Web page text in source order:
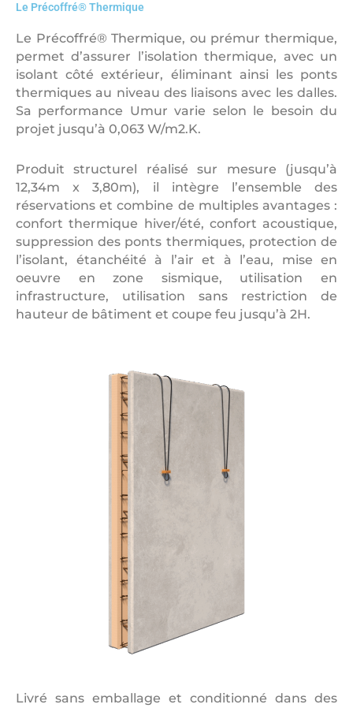
Le Précoffré® Thermique
Le Précoffré® Thermique, ou prémur thermique,
permet d’assurer l’isolation thermique, avec un
isolant côté extérieur, éliminant ainsi les ponts
thermiques au niveau des liaisons avec les dalles.
Sa performance Umur varie selon le besoin du
projet jusqu’à 0,063 W/m2.K.
Produit structurel réalisé sur mesure (jusqu’à
12,34m x 3,80m), il intègre l’ensemble des
réservations et combine de multiples avantages :
confort thermique hiver/été, confort acoustique,
suppression des ponts thermiques, protection de
l’isolant, étanchéité à l’air et à l’eau, mise en
oeuvre en zone sismique, utilisation en
infrastructure, utilisation sans restriction de
hauteur de bâtiment et coupe feu jusqu’à 2H.
Livré sans emballage et conditionné dans des